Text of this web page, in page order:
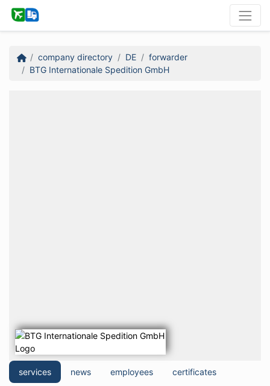
company directory DE
forwarder
BTG Internationale Spedition GmbH
services news employees certificates